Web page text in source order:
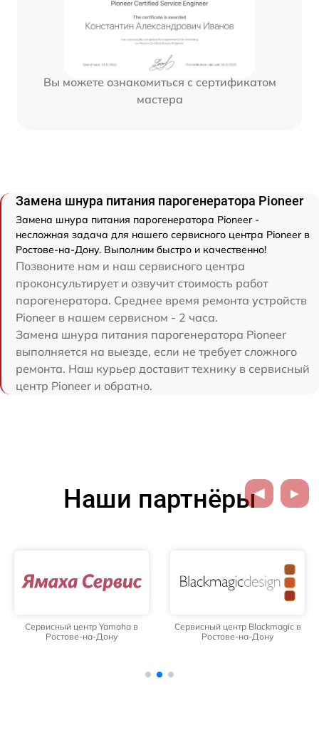
Вы можете ознакомиться с сертификатом
мастера
Замена шнура питания парогенератора Pioneer
Замена шнура питания парогенератора Pioneer -
несложная задача для нашего сервисного центра Pioneer в
Ростове-на-Дону. Выполним быстро и качественно!
Позвоните нам и наш сервисного центра
проконсультирует и озвучит стоимость работ
парогенератора. Среднее время ремонта устройств
Pioneer в нашем сервисном - 2 часа.
Замена шнура питания парогенератора Pioneer
выполняется на выезде, если не требует сложного
ремонта. Наш курьер доставит технику в сервисный
центр Pioneer и обратно.
Наши партнёры
Сервисный центр Yamaha в
Ростове-на-Дону
Сервисный центр Blackmagic в
Ростове-на-Дону